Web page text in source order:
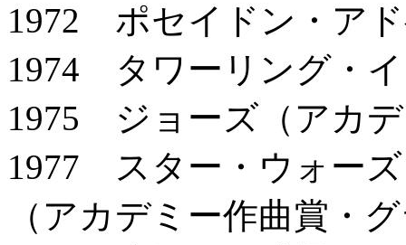
1972 ポセイドン・ア
1974 タワーリング・
1975 ジョーズ（アカ
1977 スター・ウォー
（アカデミー作曲賞・